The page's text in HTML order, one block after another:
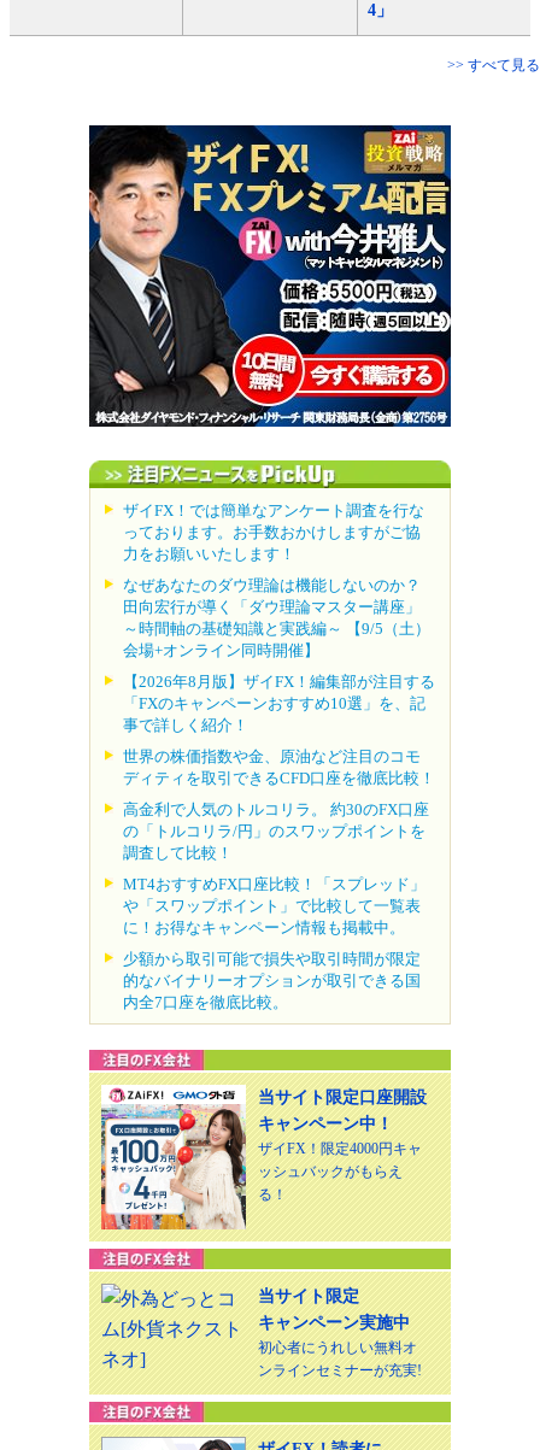
4」
>> すべて見る
ザイFX！では簡単なアンケート調査を行な
っております。お手数おかけしますがご協
力をお願いいたします！
なぜあなたのダウ理論は機能しないのか？
田向宏行が導く「ダウ理論マスター講座」
～時間軸の基礎知識と実践編～ 【9/5（土）
会場+オンライン同時開催】
【2026年8月版】ザイFX！編集部が注目する
「FXのキャンペーンおすすめ10選」を、記
事で詳しく紹介！
世界の株価指数や金、原油など注目のコモ
ディティを取引できるCFD口座を徹底比較！
高金利で人気のトルコリラ。 約30のFX口座
の「トルコリラ/円」のスワップポイントを
調査して比較！
MT4おすすめFX口座比較！「スプレッド」
や「スワップポイント」で比較して一覧表
に！お得なキャンペーン情報も掲載中。
少額から取引可能で損失や取引時間が限定
的なバイナリーオプションが取引できる国
内全7口座を徹底比較。
当サイト限定口座開設
キャンペーン中！
ザイFX！限定4000円キャ
ッシュバックがもらえ
る！
当サイト限定
キャンペーン実施中
初心者にうれしい無料オ
ンラインセミナーが充実!